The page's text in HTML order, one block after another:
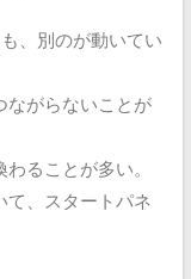
、別のが動いてい
ながらないことが
ることが多い。
て、スタートパネ